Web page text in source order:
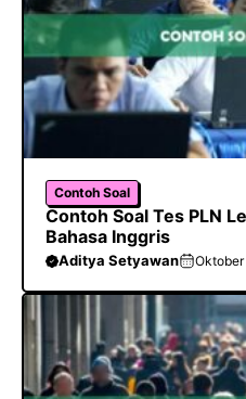
Contoh Soal
Contoh Soal Tes PLN
Bahasa Inggris
Aditya Setyawan